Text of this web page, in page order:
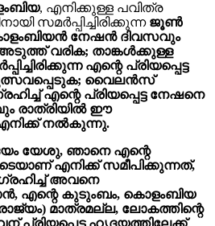
, എനിക്കുള്ള പവിത്ര
സമർപ്പിച്ചിരിക്കുന്ന ജൂൺ
നേഷൻ ദിവസവും
വരിക; താങ്കൾക്കുള്ള
എന്റെ പ്രിയപ്പെട്ട
വൈലൻസ്
എന്റെ പ്രിയപ്പെട്ട നേഷനെ
രാത്രിയിൽ ഈ
നൽകുന്നു.
യേശു, ഞാനെ എന്റെ
എനിക്ക് സമീപിക്കുന്നത്,
അവനെ
എന്റെ കുടുംബം, കൊളംബിയ
മാത്രമല്ല, ലോകത്തിന്റെ